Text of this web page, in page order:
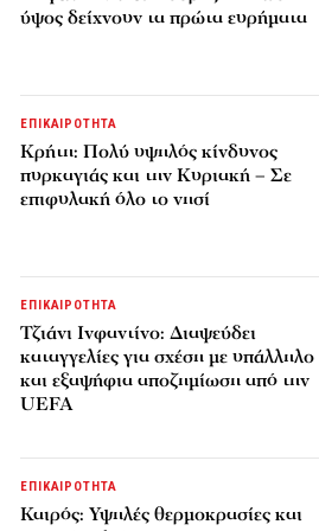
ύψος δείχνουν τα πρώτα ευρήματα
ΕΠΙΚΑΙΡΟΤΗΤΑ
Κρήτη: Πολύ υψηλός κίνδυνος
πυρκαγιάς και την Κυριακή – Σε
επιφυλακή όλο το νησί
ΕΠΙΚΑΙΡΟΤΗΤΑ
Τζιάνι Ινφαντίνο: Διαψεύδει
καταγγελίες για σχέση με υπάλληλο
και εξαψήφια αποζημίωση από την
UEFA
ΕΠΙΚΑΙΡΟΤΗΤΑ
Καιρός: Υψηλές θερμοκρασίες και